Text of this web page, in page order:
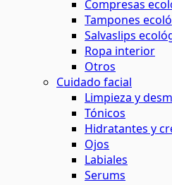
Compresas
Tampones
Salvaslips
Ropa interior
Otros
Cuidado facial
Limpieza y
Tónicos
Hidratantes y
Ojos
Labiales
Serums